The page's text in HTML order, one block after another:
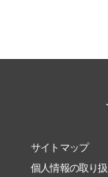
サイトマップ
個人情報の取り